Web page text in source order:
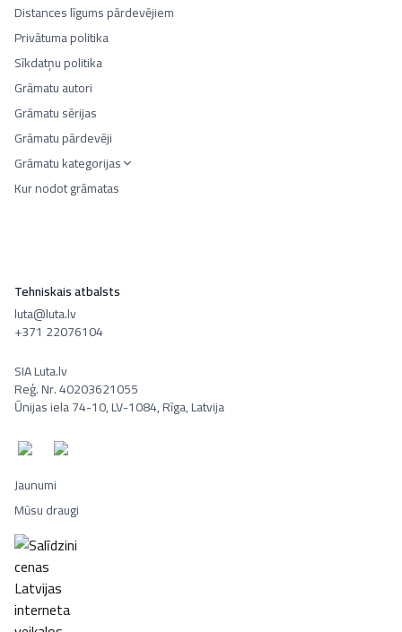
Distances līgums pārdevējiem
Privātuma politika
Sīkdatņu politika
Grāmatu autori
Grāmatu sērijas
Grāmatu pārdevēji
Grāmatu kategorijas
Kur nodot grāmatas
Tehniskais atbalsts
luta@luta.lv
+371 22076104
SIA Luta.lv
Reģ. Nr. 40203621055
Ūnijas iela 74-10, LV-1084, Rīga, Latvija
Jaunumi
Mūsu draugi